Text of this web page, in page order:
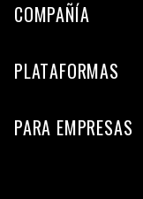
COMPAÑÍA
PLATAFORMAS
PARA EMPRESAS